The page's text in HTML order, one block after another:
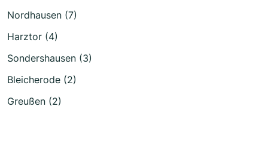
Nordhausen (7)
Harztor (4)
Sondershausen (3)
Bleicherode (2)
Greußen (2)